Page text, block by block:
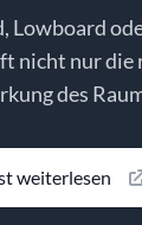
Lowboard
nicht nur die
des
weiterlesen